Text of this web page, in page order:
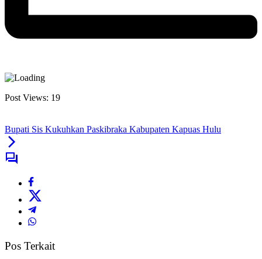
Post Views: 19
Bupati Sis Kukuhkan Paskibraka Kabupaten Kapuas Hulu
Pos Terkait